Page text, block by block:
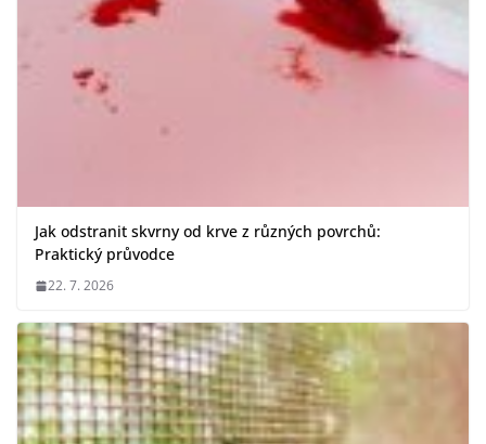
Jak odstranit skvrny od krve z různých povrchů:
Praktický průvodce
22. 7. 2026